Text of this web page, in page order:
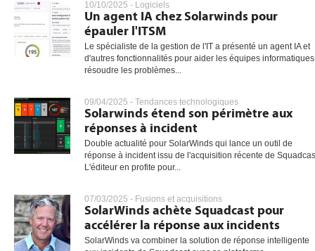
10/10/2025 - Logiciels
Un agent IA chez Solarwinds pour
épauler l'ITSM
Le spécialiste de la gestion de l'IT a présenté un agent IA et
d'autres fonctionnalités pour aider les équipes
résoudre les problèmes...
09/04/2025 - Tendances technologiques
Solarwinds étend son périmètre aux
réponses à incident
Double actualité pour SolarWinds qui lance un outil de
réponse à incident issu de l'acquisition récente de
L'éditeur en profite pour...
07/03/2025 - Fusions et acquisitions
SolarWinds achète Squadcast pour
accélérer la réponse aux incidents
SolarWinds va combiner la solution de réponse intelligente